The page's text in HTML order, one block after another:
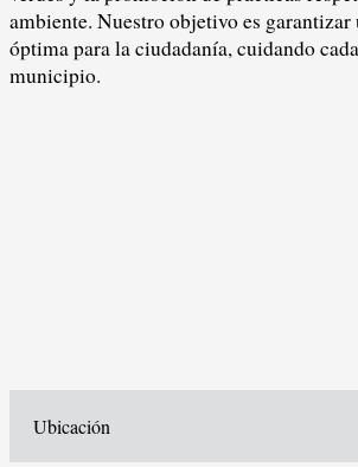
ambiente. Nuestro objetivo es
óptima para la ciudadanía, cuidando
municipio.
Ubicación